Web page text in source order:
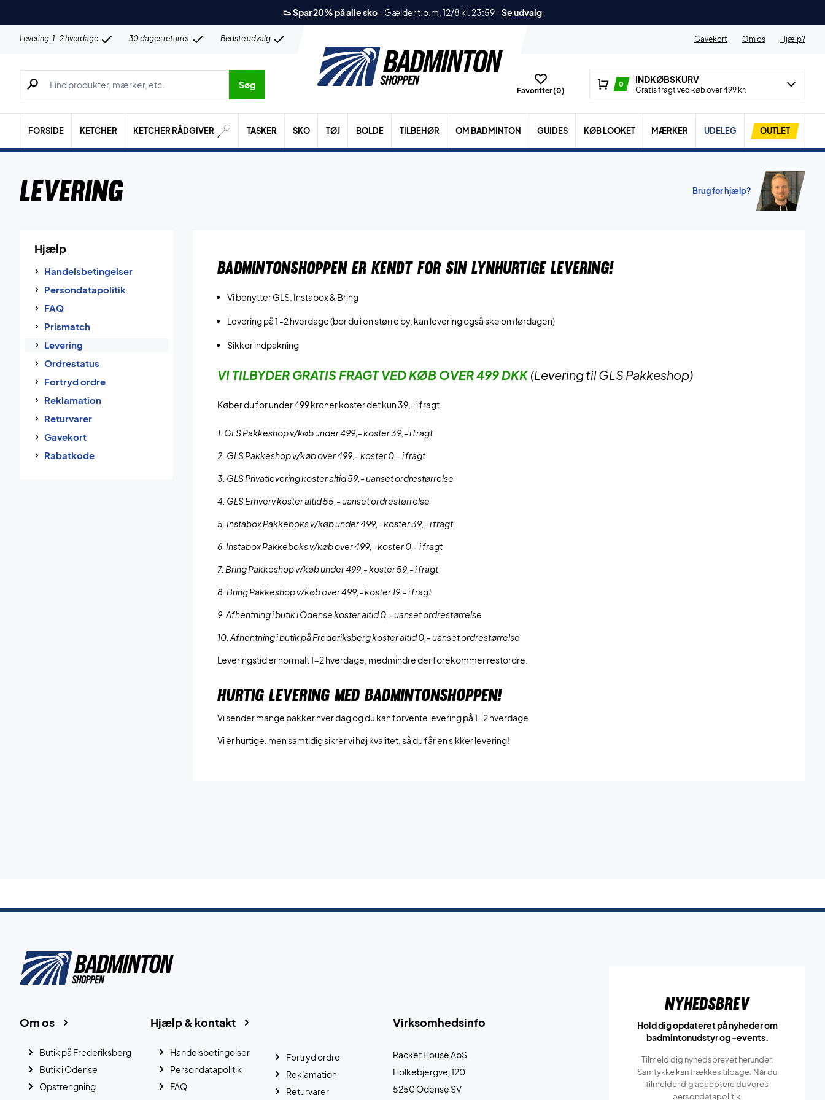
👟 Spar 20% på alle sko- Gælder t.o.m, 12/8 kl. 23:59-Se udvalg
Levering: 1-2 hverdage 30 dages returret Bedste udvalg Gavekort Om os Hjælp?
Søg efter produkter, mærker etc.
Søg
Favoritter (0)
0 INDKØBSKURV
Gratis fragt ved køb over 499 kr.
FORSIDE KETCHER KETCHER RÅDGIVER TASKER SKO TØJ BOLDE TILBEHØR OM BADMINTON GUIDES KØB LOOKET MÆRKER UDELEG OUTLET
Levering Brug for hjælp?
Hjælp
Handelsbetingelser
Persondatapolitik
FAQ
Prismatch
Levering
Ordrestatus
Fortryd ordre
Reklamation
Returvarer
Gavekort
Rabatkode
BADMINTONSHOPPEN ER KENDT FOR SIN LYNHURTIGE LEVERING!
Vi benytter GLS, Instabox & Bring
Levering på 1 -2 hverdage (bor du i en større by, kan levering også ske om lørdagen)
Sikker indpakning
VI TILBYDER GRATIS FRAGT VED KØB OVER 499 DKK (Levering til GLS Pakkeshop)
Køber du for under 499 kroner koster det kun 39,- i fragt.
1. GLS Pakkeshop v/køb under 499,- koster 39,- i fragt
2. GLS Pakkeshop v/køb over 499,- koster 0,- i fragt
3. GLS Privatlevering koster altid 59,- uanset ordrestørrelse
4. GLS Erhverv koster altid 55,- uanset ordrestørrelse
5. Instabox Pakkeboks v/køb under 499,- koster 39,- i fragt
6. Instabox Pakkeboks v/køb over 499,- koster 0,- i fragt
7. Bring Pakkeshop v/køb under 499,- koster 59,- i fragt
8. Bring Pakkeshop v/køb over 499,- koster 19,- i fragt
9. Afhentning i butik i Odense koster altid 0,- uanset ordrestørrelse
10. Afhentning i butik på Frederiksberg koster altid 0,- uanset ordrestørrelse
Leveringstid er normalt 1-2 hverdage, medmindre der forekommer restordre.
HURTIG LEVERING MED BADMINTONSHOPPEN!
Vi sender mange pakker hver dag og du kan forvente levering på 1-2 hverdage.
Vi er hurtige, men samtidig sikrer vi høj kvalitet, så du får en sikker levering!
Virksomhedsinfo
Racket House ApS
Holkebjergvej 120
5250 Odense SV
Hjælp & kontakt
Handelsbetingelser
Persondatapolitik
FAQ
Fortryd ordre
Reklamation
Returvarer
Om os
Butik på Frederiksberg
Butik i Odense
Opstrengning
Nyhedsbrev
Hold dig opdateret på nyheder om
badmintonudstyr og -events.
Tilmeld dig nyhedsbrevet herunder.
Samtykke kan trækkes tilbage. Når du
tilmelder dig acceptere du vores
persondatapolitik.